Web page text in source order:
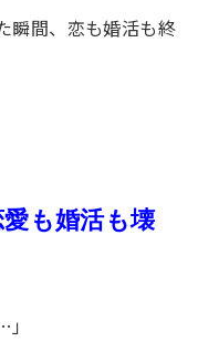
瞬間、恋も婚活も終
も婚活も壊